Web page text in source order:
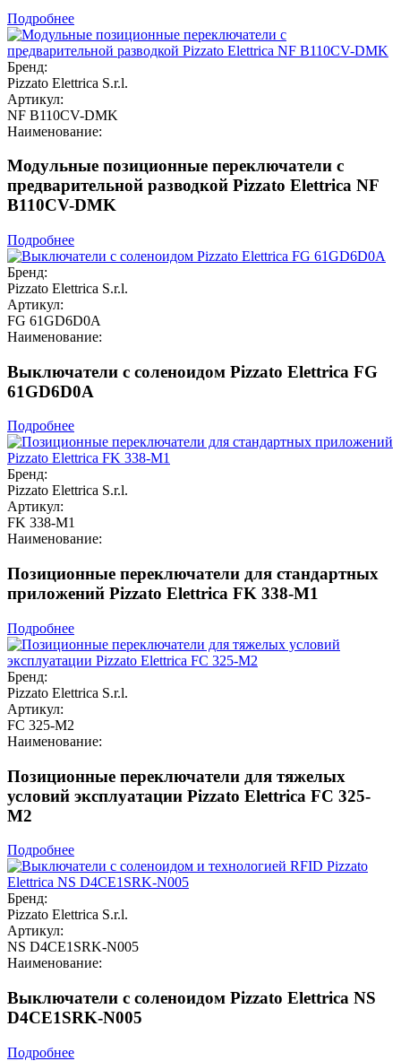
Подробнее
Бренд:
Pizzato Elettrica S.r.l.
Артикул:
NF B110CV-DMK
Наименование:
Модульные позиционные переключатели с
предварительной разводкой Pizzato Elettrica NF
B110CV-DMK
Подробнее
Бренд:
Pizzato Elettrica S.r.l.
Артикул:
FG 61GD6D0A
Наименование:
Выключатели с соленоидом Pizzato Elettrica FG
61GD6D0A
Подробнее
Бренд:
Pizzato Elettrica S.r.l.
Артикул:
FK 338-M1
Наименование:
Позиционные переключатели для стандартных
приложений Pizzato Elettrica FK 338-M1
Подробнее
Бренд:
Pizzato Elettrica S.r.l.
Артикул:
FC 325-M2
Наименование:
Позиционные переключатели для тяжелых
условий эксплуатации Pizzato Elettrica FC 325-
M2
Подробнее
Бренд:
Pizzato Elettrica S.r.l.
Артикул:
NS D4CE1SRK-N005
Наименование:
Выключатели с соленоидом Pizzato Elettrica NS
D4CE1SRK-N005
Подробнее